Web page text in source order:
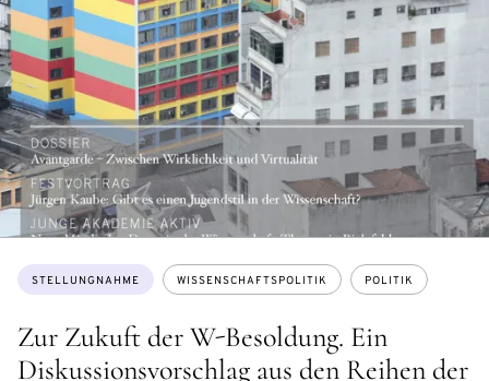
Zur Zukuft der W-Besoldung. Ein
Diskussionsvorschlag aus den Reihen der
Themen:
STELLUNGNAHME WISSENSCHAFTSPOLITIK POLITIK